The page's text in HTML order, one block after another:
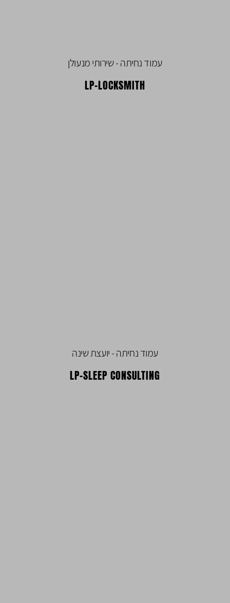
עמוד נחיתה - שירותי מנעולן
LP-LOCKSMITH
עמוד נחיתה - יועצת שינה
LP-SLEEP CONSULTING